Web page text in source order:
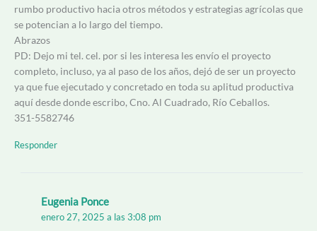
rumbo productivo hacia otros métodos y estrategias agrícolas que
se potencian a lo largo del tiempo.
Abrazos
PD: Dejo mi tel. cel. por si les interesa les envío el proyecto
completo, incluso, ya al paso de los años, dejó de ser un proyecto
ya que fue ejecutado y concretado en toda su aplitud productiva
aquí desde donde escribo, Cno. Al Cuadrado, Río Ceballos.
351-5582746
Responder
Eugenia Ponce
enero 27, 2025 a las 3:08 pm